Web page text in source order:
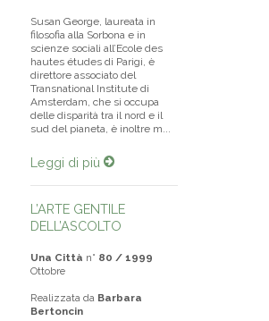
Susan George, laureata in
filosofia alla Sorbona e in
scienze sociali all’Ecole des
hautes études di Parigi, è
direttore associato del
Transnational Institute di
Amsterdam, che si occupa
delle disparità tra il nord e il
sud del pianeta, è inoltre m...
Leggi di più
L’ARTE GENTILE
DELL’ASCOLTO
Una Città n° 80 / 1999
Ottobre
Realizzata da Barbara
Bertoncin